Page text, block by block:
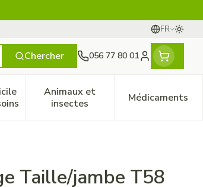
FR
Langues
Chercher 056 77 80 01
Menu client
50+
la catégorie Naturopathie
le sous-menu pour la catégorie Soins à
Animaux et
insectesAfficher le sous-menu pour
Médicaments
Afficher
Taille/jambe T58